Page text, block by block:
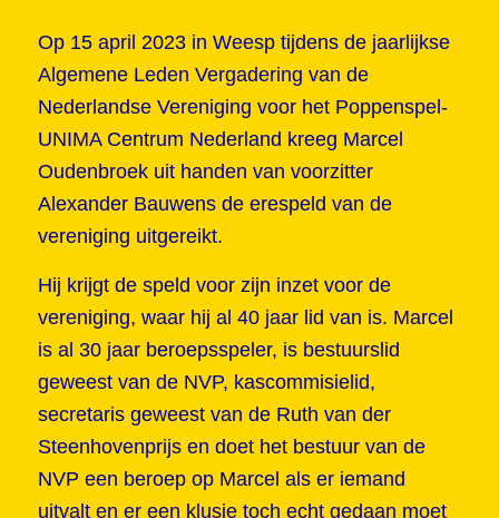
Op 15 april 2023 in Weesp tijdens de jaarlijkse
Algemene Leden Vergadering van de
Nederlandse Vereniging voor het Poppenspel-
UNIMA Centrum Nederland kreeg Marcel
Oudenbroek uit handen van voorzitter
Alexander Bauwens de erespeld van de
vereniging uitgereikt.
Hij krijgt de speld voor zijn inzet voor de
vereniging, waar hij al 40 jaar lid van is. Marcel
is al 30 jaar beroepsspeler, is bestuurslid
geweest van de NVP, kascommisielid,
secretaris geweest van de Ruth van der
Steenhovenprijs en doet het bestuur van de
NVP een beroep op Marcel als er iemand
uitvalt en er een klusje toch echt gedaan moet